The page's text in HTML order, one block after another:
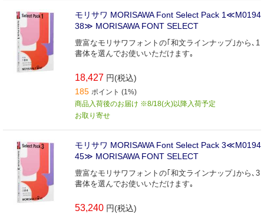
モリサワ MORISAWA Font Select Pack 1≪M0194
38≫ MORISAWA FONT SELECT
豊富なモリサワフォントの｢和文ラインナップ｣から､1
書体を選んでお使いいただけます｡
18,427 円(税込)
185 ポイント (1%)
商品入荷後のお届け ※8/18(火)以降入荷予定
お取り寄せ
モリサワ MORISAWA Font Select Pack 3≪M0194
45≫ MORISAWA FONT SELECT
豊富なモリサワフォントの｢和文ラインナップ｣から､3
書体を選んでお使いいただけます｡
53,240 円(税込)